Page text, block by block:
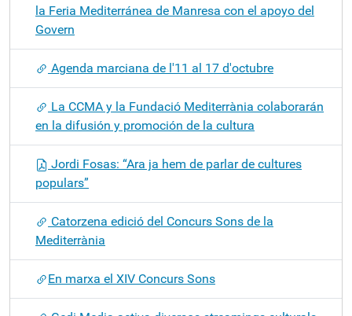
la Feria Mediterránea de Manresa con el apoyo del
Govern
Agenda marciana de l'11 al 17 d'octubre
La CCMA y la Fundació Mediterrània colaborarán
en la difusión y promoción de la cultura
Jordi Fosas: “Ara ja hem de parlar de cultures
populars”
Catorzena edició del Concurs Sons de la
Mediterrània
​En marxa el XIV Concurs Sons